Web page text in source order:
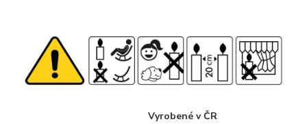
Vyrobené v ČR